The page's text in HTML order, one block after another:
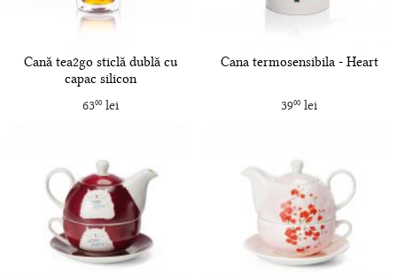
Cană tea2go sticlă dublă cu
capac silicon
6300lei
Cana termosensibila - Heart
3900lei